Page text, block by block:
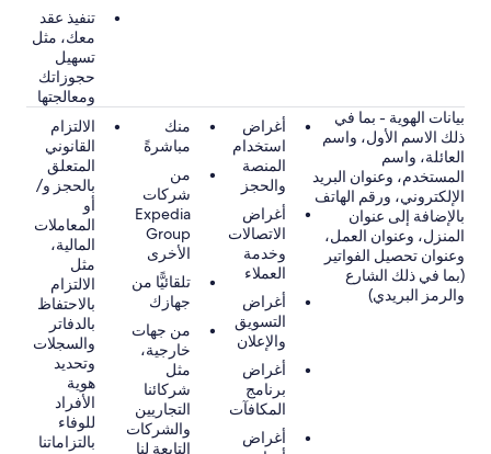
تنفيذ عقد
معك، مثل
تسهيل
حجوزاتك
ومعالجتها
بيانات الهوية - بما في
ذلك الاسم الأول، واسم
العائلة، واسم
المستخدم، وعنوان البريد
الإلكتروني، ورقم الهاتف
بالإضافة إلى عنوان
المنزل، وعنوان العمل،
وعنوان تحصيل الفواتير
(بما في ذلك الشارع
والرمز البريدي)
أغراض
استخدام
المنصة
والحجز
أغراض
الاتصالات
وخدمة
العملاء
أغراض
التسويق
والإعلان
أغراض
برنامج
المكافآت
أغراض
منك
مباشرةً
من
شركات
Expedia
Group
الأخرى
تلقائيًّا من
جهازك
من جهات
خارجية،
مثل
شركائنا
التجاريين
والشركات
التابعة لنا
الالتزام
القانوني
المتعلق
بالحجز و/
أو
المعاملات
المالية،
مثل
الالتزام
بالاحتفاظ
بالدفاتر
والسجلات
وتحديد
هوية
الأفراد
للوفاء
بالتزاماتنا